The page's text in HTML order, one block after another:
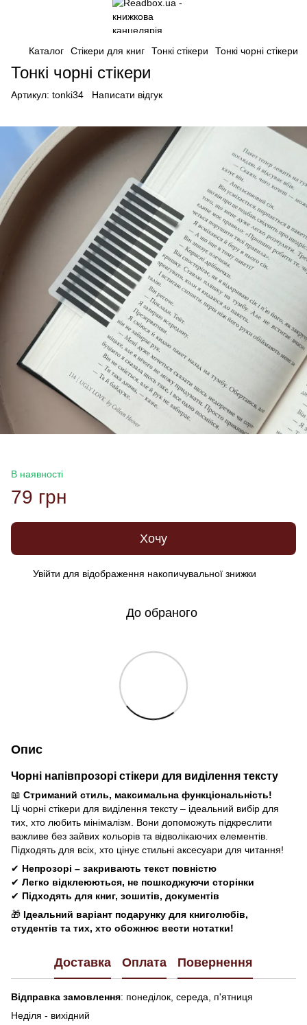
Каталог Стікери для книг Тонкі стікери Тонкі чорні стікери
Тонкі чорні стікери
Артикул: tonki34 Написати відгук
В наявності
79 грн
Хочу
Увійти для відображення накопичувальної знижки
До обраного
Опис
Чорні напівпрозорі стікери для виділення тексту
📖 Стриманий стиль, максимальна функціональність!
Ці чорні стікери для виділення тексту – ідеальний вибір для
тих, хто любить мінімалізм. Вони допоможуть підкреслити
важливе без зайвих кольорів та відволікаючих елементів.
Підходять для всіх, хто цінує стильні аксесуари для читання!
✔ Непрозорі – закривають текст повністю
✔ Легко відклеюються, не пошкоджуючи сторінки
✔ Підходять для книг, зошитів, документів
🎁 Ідеальний варіант подарунку для книголюбів,
студентів та тих, хто обожнює вести нотатки!
Доставка Оплата Повернення
Відправка замовлення: понеділок, середа, п'ятниця
Неділя - вихідний